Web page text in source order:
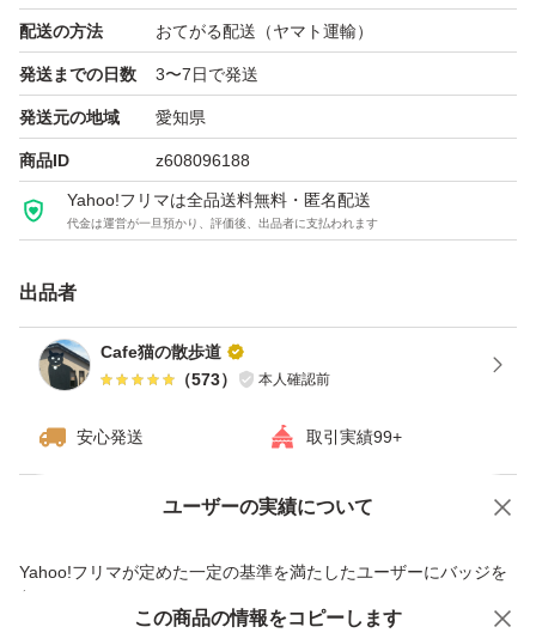
＊商品は賞味期限まで一週間以上あるものをお届けしま
す。
＊購入後の変更は対応しかねます。
パッケージ個包装
種類スコーン
配送の方法 おてがる配送（ヤマト運輸）
発送までの日数 3〜7日で発送
発送元の地域 愛知県
商品ID z608096188
Yahoo!フリマは全品送料無料・匿名配送
代金は運営が一旦預かり、評価後、出品者に支払われます
出品者
Cafe猫の散歩道
（573） 本人確認前
安心発送 取引実績99+
ユーザーの実績について
Yahoo!フリマが定めた一定の基準を満たしたユーザーにバッジを
付与しています
価格の相談 商品への質問
この商品の情報をコピーします
この商品をみている人にオススメ